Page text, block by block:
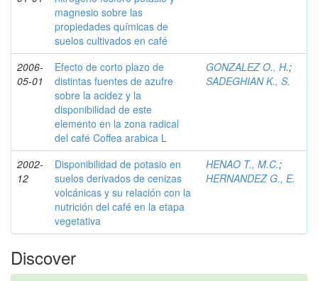
magnesio sobre las
propiedades químicas de
suelos cultivados en café
2006-
05-01
Efecto de corto plazo de
distintas fuentes de azufre
sobre la acidez y la
disponibilidad de este
elemento en la zona radical
del café Coffea arabica L
GONZALEZ O., H.;
SADEGHIAN K., S.
2002-
12
Disponibilidad de potasio en
suelos derivados de cenizas
volcánicas y su relación con la
nutrición del café en la etapa
vegetativa
HENAO T., M.C.;
HERNANDEZ G., E.
Discover